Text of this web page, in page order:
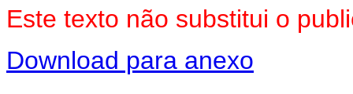
Este texto não substitui o
Download para anexo